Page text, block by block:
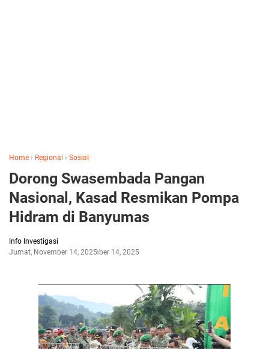
Home › Regional › Sosial
Dorong Swasembada Pangan
Nasional, Kasad Resmikan Pompa
Hidram di Banyumas
Info Investigasi
Jumat, November 14, 2025November 14, 2025